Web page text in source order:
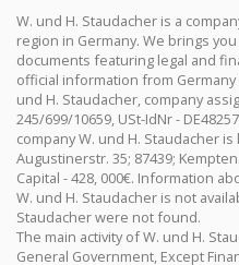
W. und H. Staudacher is a
region in Germany. We brings
documents featuring legal and
official information from Germany
und H. Staudacher, company
245/699/10659, USt-IdNr -
company W. und H. Staudacher
Augustinerstr. 35; 87439;
Capital - 428, 000€. Information
W. und H. Staudacher is not
Staudacher were not found.
The main activity of W. und H.
General Government, Except